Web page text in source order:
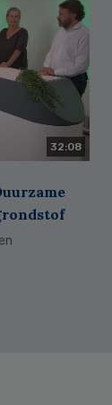
32:08